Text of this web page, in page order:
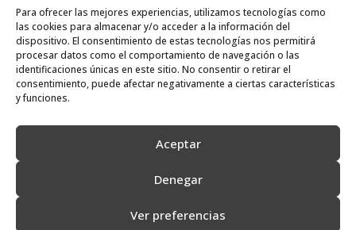
Para ofrecer las mejores experiencias, utilizamos tecnologías como
las cookies para almacenar y/o acceder a la información del
dispositivo. El consentimiento de estas tecnologías nos permitirá
procesar datos como el comportamiento de navegación o las
identificaciones únicas en este sitio. No consentir o retirar el
consentimiento, puede afectar negativamente a ciertas características
y funciones.
Aceptar
Denegar
Ver preferencias
CONTACTO
667 841 238
info@adimur.es
2022 © Adimur · Asociación de Directivos de la Región de Murcia. Diseñada